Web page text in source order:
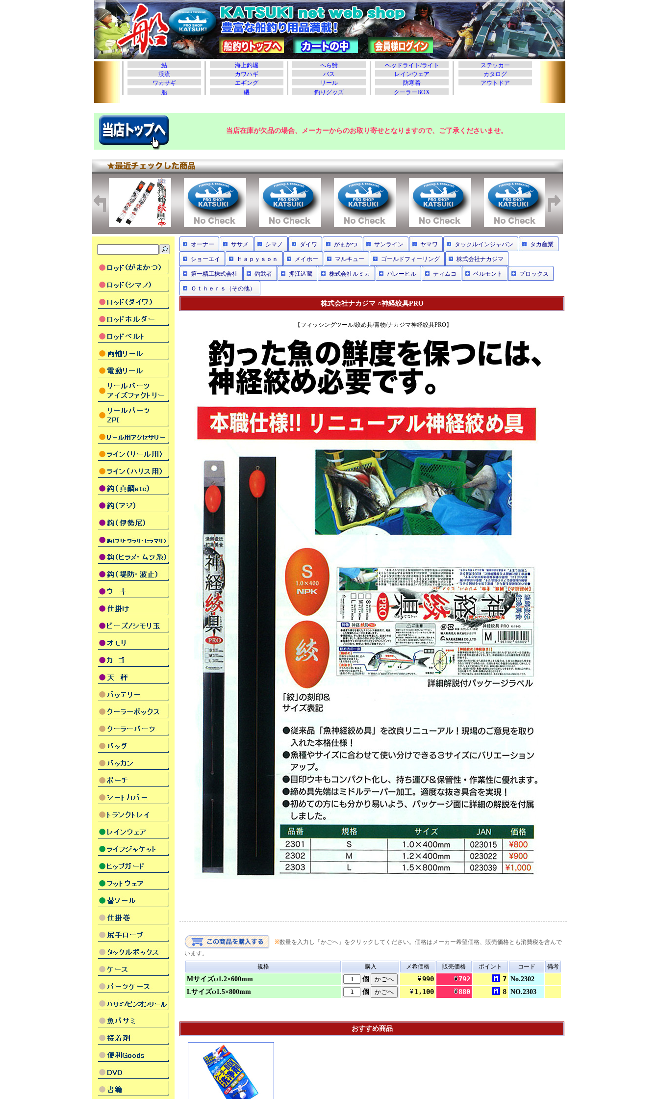
当店在庫が欠品の場合、メーカーからのお取り寄せとなりますので、ご了承くださいませ。
オーナー ササメ シマノ ダイワ がまかつ サンライン ヤマワ タックルインジャパン タカ産業
ショーエイ Ｈａｐｙｓｏｎ メイホー マルキュー ゴールドフィーリング 株式会社ナカジマ
第一精工株式会社 釣武者 押江込蔵 株式会社ルミカ バレーヒル ティムコ ベルモント プロックス
Ｏｔｈｅｒｓ（その他）
株式会社ナカジマ ○神経絞具PRO
【フィッシングツール/絞め具/青物/ナカジマ神経絞具PRO】
※数量を入力し「かごへ」をクリックしてください。価格はメーカー希望価格、販売価格とも消費税を含んで
います。
規格
購入 メ希価格 販売価格 ポイント コード 備考
Mサイズφ1.2×600mm 個 990 792 7 No.2302
Lサイズφ1.5×800mm
個 1,100 880 8 NO.2303
おすすめ商品